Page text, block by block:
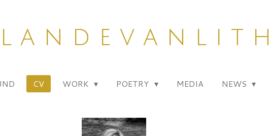
a n d e v a n l i t h
CV WORK POETRY MEDIA NEWS